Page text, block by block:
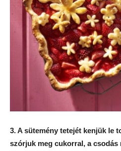
3. A sütemény tetejét kenjük le
szórjuk meg cukorral, a csodás